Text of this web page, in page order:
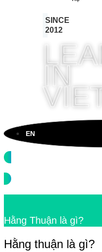
SINCE
2012
IN
EN
Hằng Thuận là gì?
Hằng thuận là gì?